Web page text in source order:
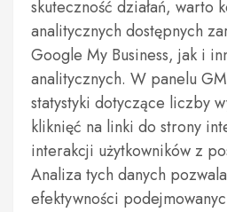
skuteczność działań, warto
analitycznych dostępnych
Google My Business, jak i
analitycznych. W panelu
statystyki dotyczące liczby
kliknięć na linki do strony
interakcji użytkowników z
Analiza tych danych
efektywności